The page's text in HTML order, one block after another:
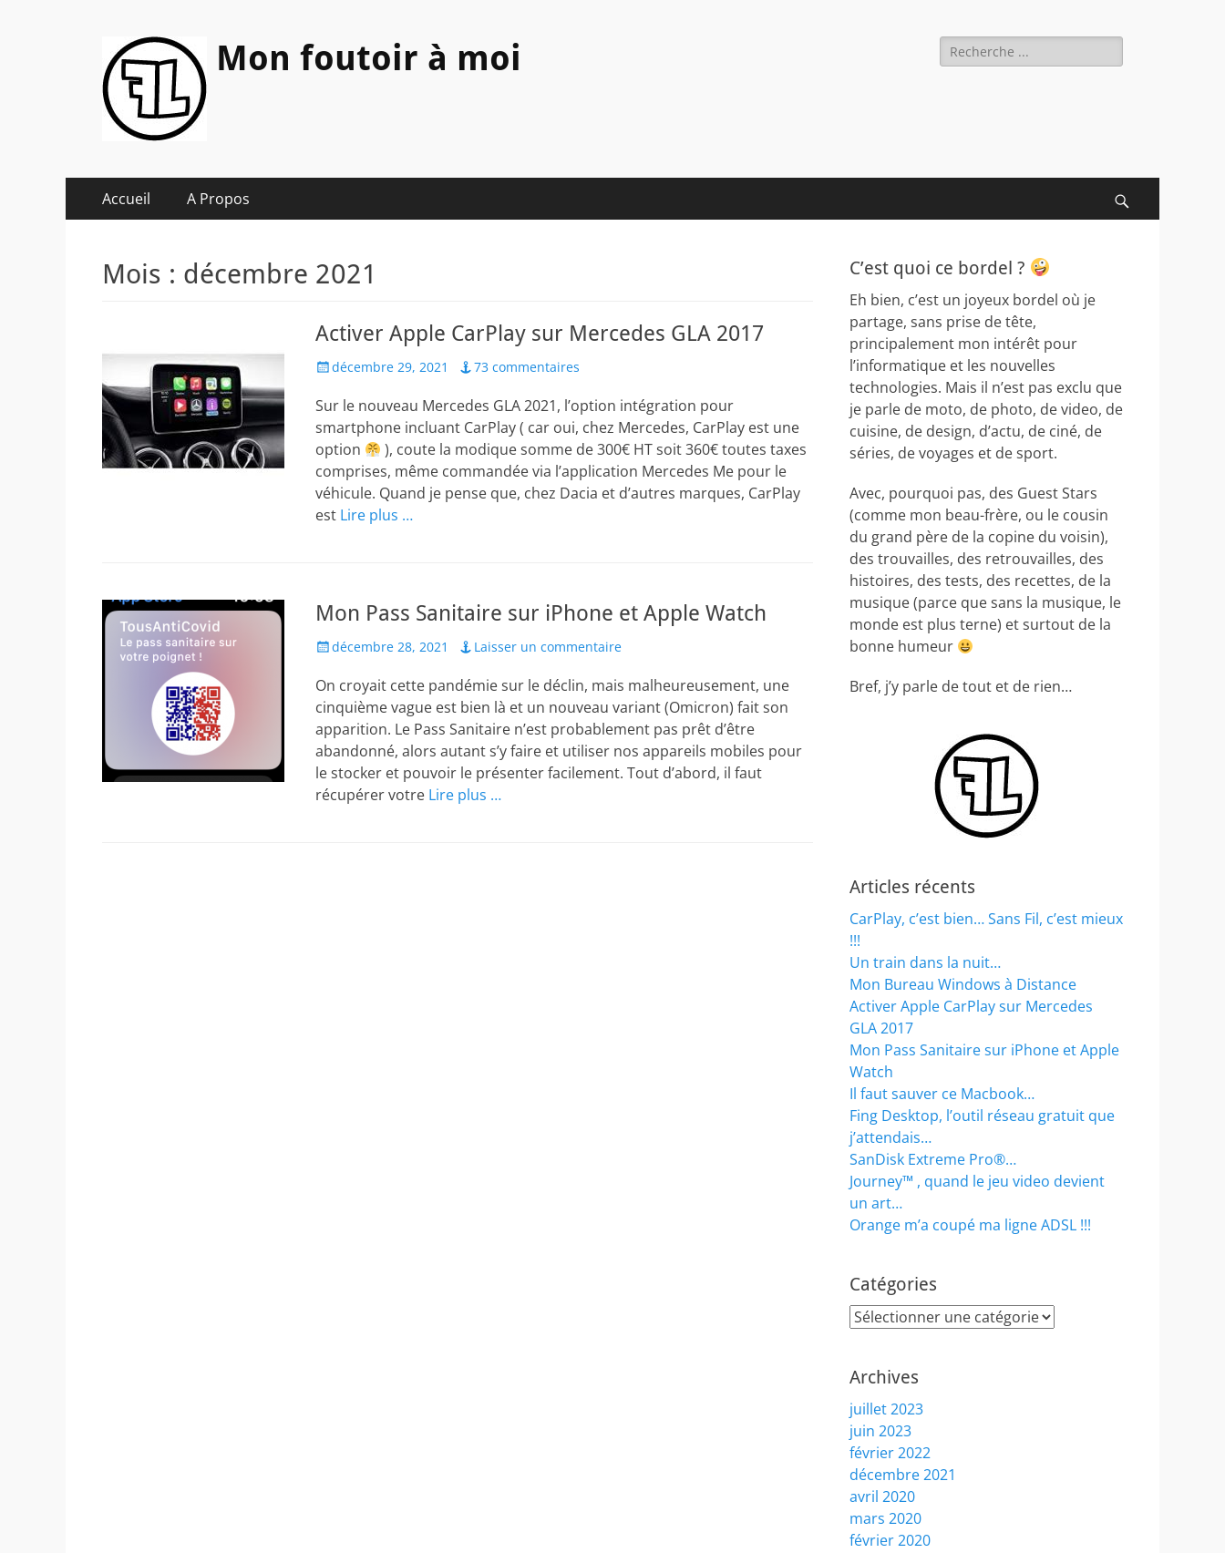
Mon foutoir à moi Rechercher :
Menu
principal
Accueil A Propos
Mois : décembre 2021
Activer Apple CarPlay sur Mercedes GLA 2017
Posted
décembre 29, 2021 73 commentaires
Sur le nouveau Mercedes GLA 2021, l’option intégration pour
smartphone incluant CarPlay ( car oui, chez Mercedes, CarPlay est une
option
), coute la modique somme de 300€ HT soit 360€ toutes taxes
comprises, même commandée via l’application Mercedes Me pour le
véhicule. Quand je pense que, chez Dacia et d’autres marques, CarPlay
est Lire plus …
Mon Pass Sanitaire sur iPhone et Apple Watch
Posted
décembre 28, 2021 Laisser un commentaire
On croyait cette pandémie sur le déclin, mais malheureusement, une
cinquième vague est bien là et un nouveau variant (Omicron) fait son
apparition. Le Pass Sanitaire n’est probablement pas prêt d’être
abandonné, alors autant s’y faire et utiliser nos appareils mobiles pour
le stocker et pouvoir le présenter facilement. Tout d’abord, il faut
récupérer votre Lire plus …
C’est quoi ce bordel ?
Eh bien, c’est un joyeux bordel où je
partage, sans prise de tête,
principalement mon intérêt pour
l’informatique et les nouvelles
technologies. Mais il n’est pas exclu que
je parle de moto, de photo, de video, de
cuisine, de design, d’actu, de ciné, de
séries, de voyages et de sport.
Avec, pourquoi pas, des Guest Stars
(comme mon beau-frère, ou le cousin
du grand père de la copine du voisin),
des trouvailles, des retrouvailles, des
histoires, des tests, des recettes, de la
musique (parce que sans la musique, le
monde est plus terne) et surtout de la
bonne humeur
Bref, j’y parle de tout et de rien…
Articles récents
CarPlay, c’est bien… Sans Fil, c’est mieux
!!!
Un train dans la nuit…
Mon Bureau Windows à Distance
Activer Apple CarPlay sur Mercedes
GLA 2017
Mon Pass Sanitaire sur iPhone et Apple
Watch
Il faut sauver ce Macbook…
Fing Desktop, l’outil réseau gratuit que
j’attendais…
SanDisk Extreme Pro®…
Journey™ , quand le jeu video devient
un art…
Orange m’a coupé ma ligne ADSL !!!
Catégories
Catégories
Archives
juillet 2023
juin 2023
février 2022
décembre 2021
avril 2020
mars 2020
février 2020